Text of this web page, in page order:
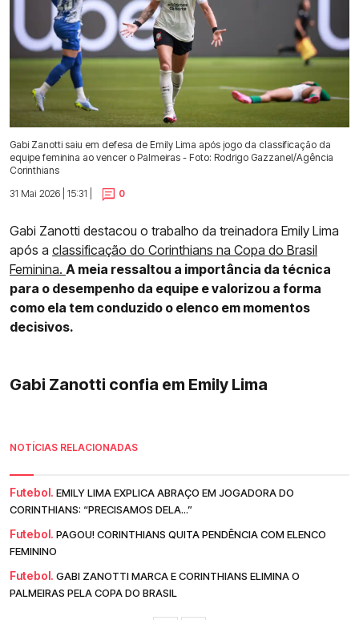
Gabi Zanotti saiu em defesa de Emily Lima após jogo da classificação da
equipe feminina ao vencer o Palmeiras - Foto: Rodrigo Gazzanel/Agência
Corinthians
31 Mai 2026 | 15:31 |
0
Gabi Zanotti destacou o trabalho da treinadora Emily Lima
após a classificação do Corinthians na Copa do Brasil
Feminina. A meia ressaltou a importância da técnica
para o desempenho da equipe e valorizou a forma
como ela tem conduzido o elenco em momentos
decisivos.
Gabi Zanotti confia em Emily Lima
NOTÍCIAS RELACIONADAS
Futebol. EMILY LIMA EXPLICA ABRAÇO EM JOGADORA DO
CORINTHIANS: “PRECISAMOS DELA...”
Futebol. PAGOU! CORINTHIANS QUITA PENDÊNCIA COM ELENCO
FEMININO
Futebol. GABI ZANOTTI MARCA E CORINTHIANS ELIMINA O
PALMEIRAS PELA COPA DO BRASIL